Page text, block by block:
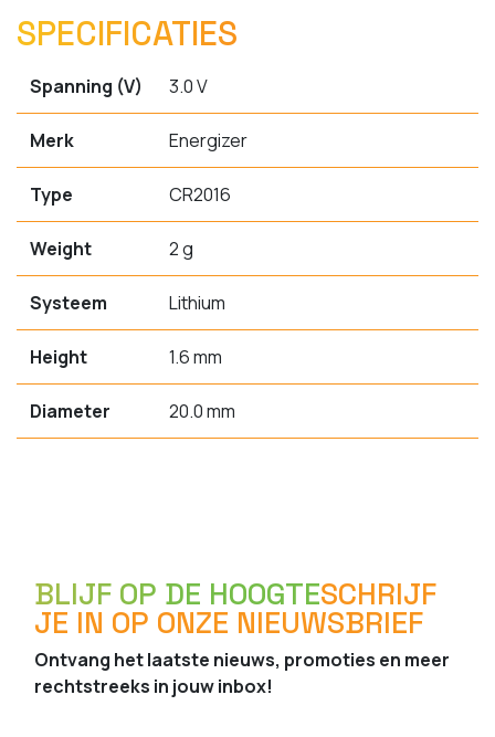
SPECIFICATIES
Spanning (V) 3.0 V
Merk Energizer
Type CR2016
Weight 2 g
Systeem Lithium
Height 1.6 mm
Diameter 20.0 mm
BLIJF OP DE HOOGTESCHRIJF
JE IN OP ONZE NIEUWSBRIEF
Ontvang het laatste nieuws, promoties en meer
rechtstreeks in jouw inbox!